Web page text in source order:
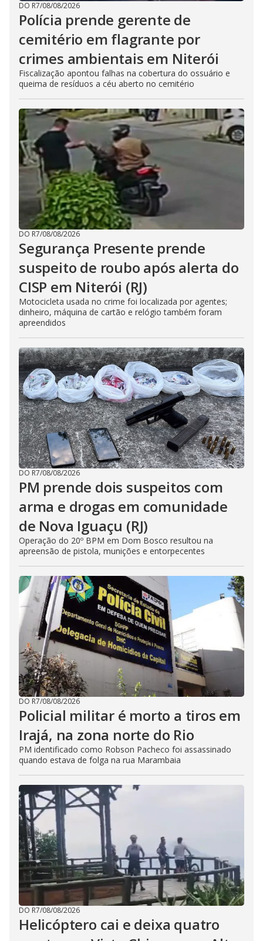
DO R7/08/08/2026
Polícia prende gerente de
cemitério em flagrante por
crimes ambientais em Niterói
Fiscalização apontou falhas na cobertura do ossuário e
queima de resíduos a céu aberto no cemitério
DO R7/08/08/2026
Segurança Presente prende
suspeito de roubo após alerta do
CISP em Niterói (RJ)
Motocicleta usada no crime foi localizada por agentes;
dinheiro, máquina de cartão e relógio também foram
apreendidos
DO R7/08/08/2026
PM prende dois suspeitos com
arma e drogas em comunidade
de Nova Iguaçu (RJ)
Operação do 20º BPM em Dom Bosco resultou na
apreensão de pistola, munições e entorpecentes
DO R7/08/08/2026
Policial militar é morto a tiros em
Irajá, na zona norte do Rio
PM identificado como Robson Pacheco foi assassinado
quando estava de folga na rua Marambaia
DO R7/08/08/2026
Helicóptero cai e deixa quatro